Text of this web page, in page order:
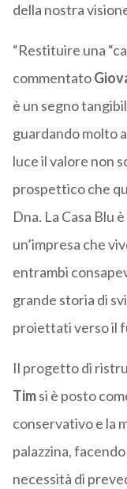
della nostra
“Restituire una
commentato
è un segno
guardando molto
luce il valore non
prospettico che
Dna. La Casa Blu
un’impresa che
entrambi
grande storia di
proiettati verso il
Il progetto di
Timsi è posto
conservativo e la
palazzina,
necessità di